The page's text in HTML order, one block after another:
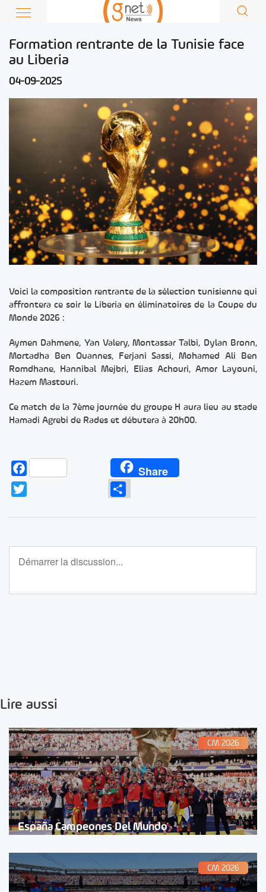
Formation rentrante de la Tunisie face
au Liberia
04-09-2025
Voici la composition rentrante de la sélection tunisienne qui
affrontera ce soir le Liberia en éliminatoires de la Coupe du
Monde 2026 :
Aymen Dahmene, Yan Valery, Montassar Talbi, Dylan Bronn,
Mortadha Ben Ouannes, Ferjani Sassi, Mohamed Ali Ben
Romdhane, Hannibal Mejbri, Elias Achouri, Amor Layouni,
Hazem Mastouri.
Ce match de la 7ème journée du groupe H aura lieu au stade
Hamadi Agrebi de Rades et débutera à 20h00.
Facebook Share
Partager
Lire aussi
CM 2026
España Campeones Del Mundo
CM 2026